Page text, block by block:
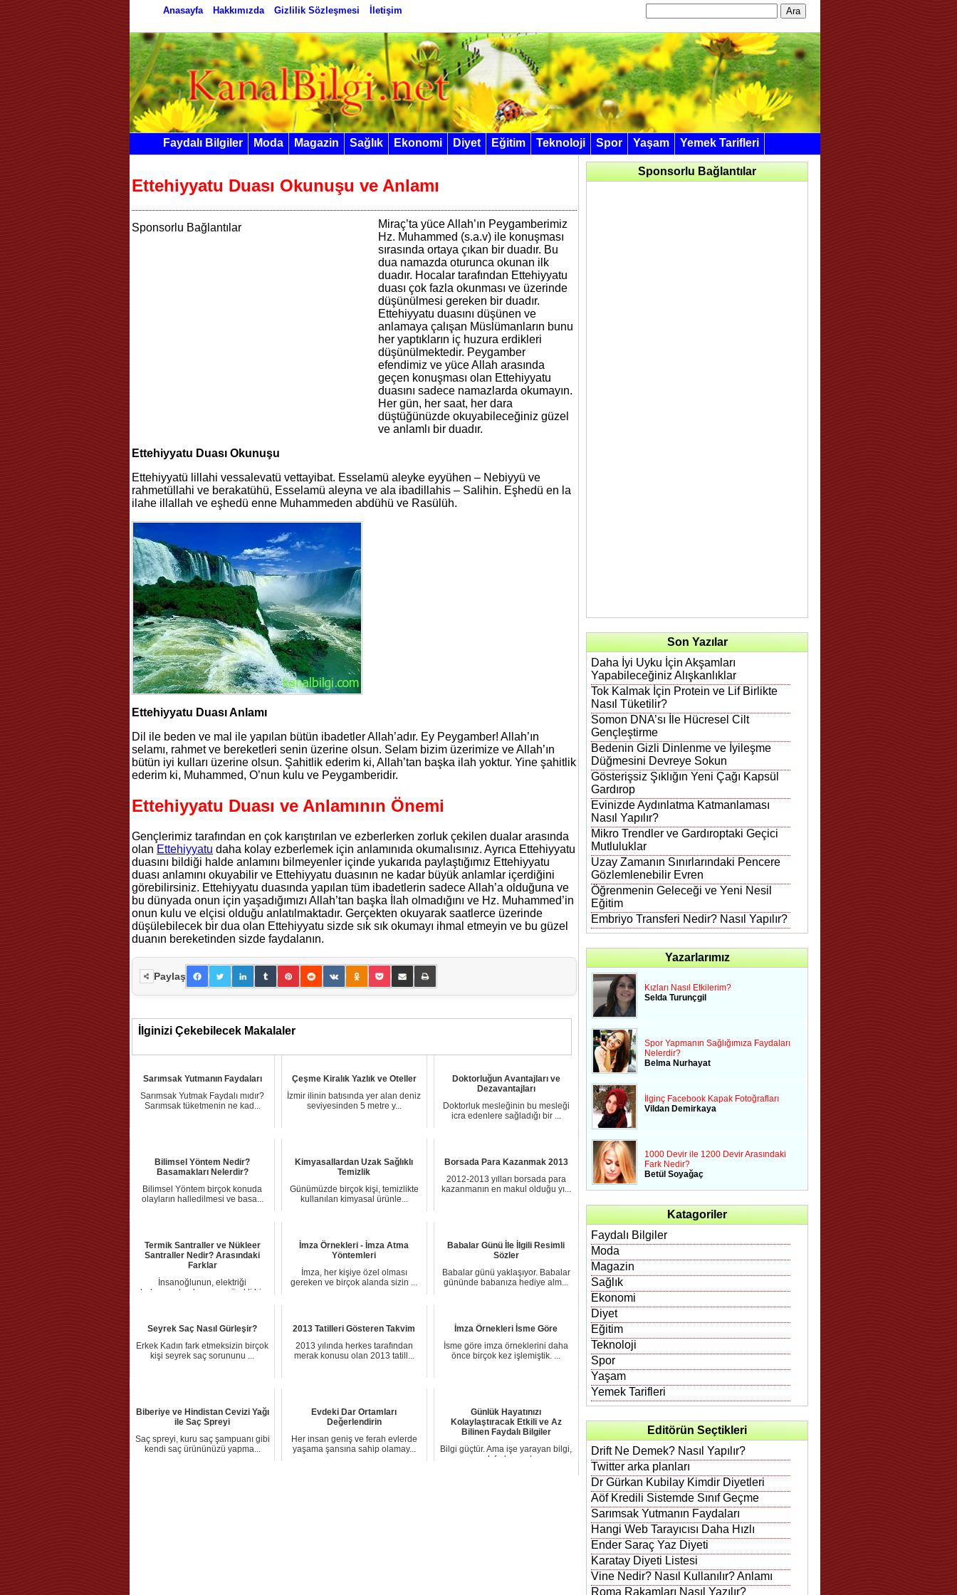
Anasayfa Hakkımızda Gizlilik Sözleşmesi İletişim
Faydalı Bilgiler Moda Magazin Sağlık Ekonomi Diyet Eğitim Teknoloji Spor Yaşam Yemek Tarifleri
Ettehiyyatu Duası Okunuşu ve Anlamı
Sponsorlu Bağlantılar
Miraç’ta yüce Allah’ın Peygamberimiz
Hz. Muhammed (s.a.v) ile konuşması
sırasında ortaya çıkan bir duadır. Bu
dua namazda oturunca okunan ilk
duadır. Hocalar tarafından Ettehiyyatu
duası çok fazla okunması ve üzerinde
düşünülmesi gereken bir duadır.
Ettehiyyatu duasını düşünen ve
anlamaya çalışan Müslümanların bunu
her yaptıkların iç huzura erdikleri
düşünülmektedir. Peygamber
efendimiz ve yüce Allah arasında
geçen konuşması olan Ettehiyyatu
duasını sadece namazlarda okumayın.
Her gün, her saat, her dara
düştüğünüzde okuyabileceğiniz güzel
ve anlamlı bir duadır.
Ettehiyyatu Duası Okunuşu
Ettehiyyatü lillahi vessalevatü vettayibat. Esselamü aleyke eyyühen – Nebiyyü ve
rahmetüllahi ve berakatühü, Esselamü aleyna ve ala ibadillahis – Salihin. Eşhedü en la
ilahe illallah ve eşhedü enne Muhammeden abdühü ve Rasülüh.
Ettehiyyatu Duası Anlamı
Dil ile beden ve mal ile yapılan bütün ibadetler Allah’adır. Ey Peygamber! Allah’ın
selamı, rahmet ve bereketleri senin üzerine olsun. Selam bizim üzerimize ve Allah’ın
bütün iyi kulları üzerine olsun. Şahitlik ederim ki, Allah’tan başka ilah yoktur. Yine şahitlik
ederim ki, Muhammed, O’nun kulu ve Peygamberidir.
Ettehiyyatu Duası ve Anlamının Önemi
Gençlerimiz tarafından en çok karıştırılan ve ezberlerken zorluk çekilen dualar arasında
olan Ettehiyyatu daha kolay ezberlemek için anlamınıda okumalısınız. Ayrıca Ettehiyyatu
duasını bildiği halde anlamını bilmeyenler içinde yukarıda paylaştığımız Ettehiyyatu
duası anlamını okuyabilir ve Ettehiyyatu duasının ne kadar büyük anlamlar içerdiğini
görebilirsiniz. Ettehiyyatu duasında yapılan tüm ibadetlerin sadece Allah’a olduğuna ve
bu dünyada onun için yaşadığımızı Allah’tan başka İlah olmadığını ve Hz. Muhammed’in
onun kulu ve elçisi olduğu anlatılmaktadır. Gerçekten okuyarak saatlerce üzerinde
düşülebilecek bir dua olan Ettehiyyatu sizde sık sık okumayı ihmal etmeyin ve bu güzel
duanın bereketinden sizde faydalanın.
Paylaş
İlginizi Çekebilecek Makalaler
Sarımsak Yutmanın Faydaları
Sarımsak Yutmak Faydalı mıdır?
Sarımsak tüketmenin ne kad...
Çeşme Kiralık Yazlık ve Oteller
İzmir ilinin batısında yer alan deniz
seviyesinden 5 metre y...
Doktorluğun Avantajları ve
Dezavantajları
Doktorluk mesleğinin bu mesleği
icra edenlere sağladığı bir ...
Bilimsel Yöntem Nedir?
Basamakları Nelerdir?
Bilimsel Yöntem birçok konuda
olayların halledilmesi ve basa...
Kimyasallardan Uzak Sağlıklı
Temizlik
Günümüzde birçok kişi, temizlikte
kullanılan kimyasal ürünle...
Borsada Para Kazanmak 2013
2012-2013 yılları borsada para
kazanmanın en makul olduğu yı...
Termik Santraller ve Nükleer
Santraller Nedir? Arasındaki
Farklar
İnsanoğlunun, elektriği
bulmasından bu yana sürekli bir
İmza Örnekleri - İmza Atma
Yöntemleri
İmza, her kişiye özel olması
gereken ve birçok alanda sizin ...
Babalar Günü İle İlgili Resimli
Sözler
Babalar günü yaklaşıyor. Babalar
gününde babanıza hediye alm...
Seyrek Saç Nasıl Gürleşir?
Erkek Kadın fark etmeksizin birçok
kişi seyrek saç sorununu ...
2013 Tatilleri Gösteren Takvim
2013 yılında herkes tarafından
merak konusu olan 2013 tatill...
İmza Örnekleri İsme Göre
İsme göre imza örneklerini daha
önce birçok kez işlemiştik. ...
Biberiye ve Hindistan Cevizi Yağı
ile Saç Spreyi
Saç spreyi, kuru saç şampuanı gibi
kendi saç ürününüzü yapma...
Evdeki Dar Ortamları
Değerlendirin
Her insan geniş ve ferah evlerde
yaşama şansına sahip olamay...
Günlük Hayatınızı
Kolaylaştıracak Etkili ve Az
Bilinen Faydalı Bilgiler
Bilgi güçtür. Ama işe yarayan bilgi,
gerçek farkı yaratır. ...
Sponsorlu Bağlantılar
Son Yazılar
Daha İyi Uyku İçin Akşamları
Yapabileceğiniz Alışkanlıklar
Tok Kalmak İçin Protein ve Lif Birlikte
Nasıl Tüketilir?
Somon DNA’sı İle Hücresel Cilt
Gençleştirme
Bedenin Gizli Dinlenme ve İyileşme
Düğmesini Devreye Sokun
Gösterişsiz Şıklığın Yeni Çağı Kapsül
Gardırop
Evinizde Aydınlatma Katmanlaması
Nasıl Yapılır?
Mikro Trendler ve Gardıroptaki Geçici
Mutluluklar
Uzay Zamanın Sınırlarındaki Pencere
Gözlemlenebilir Evren
Öğrenmenin Geleceği ve Yeni Nesil
Eğitim
Embriyo Transferi Nedir? Nasıl Yapılır?
Yazarlarımız
Kızları Nasıl Etkilerim?
Selda Turunçgil
Spor Yapmanın Sağlığımıza Faydaları
Nelerdir?
Belma Nurhayat
İlginç Facebook Kapak Fotoğrafları
Vildan Demirkaya
1000 Devir ile 1200 Devir Arasındaki
Fark Nedir?
Betül Soyağaç
Katagoriler
Faydalı Bilgiler
Moda
Magazin
Sağlık
Ekonomi
Diyet
Eğitim
Teknoloji
Spor
Yaşam
Yemek Tarifleri
Editörün Seçtikleri
Drift Ne Demek? Nasıl Yapılır?
Twitter arka planları
Dr Gürkan Kubilay Kimdir Diyetleri
Aöf Kredili Sistemde Sınıf Geçme
Sarımsak Yutmanın Faydaları
Hangi Web Tarayıcısı Daha Hızlı
Ender Saraç Yaz Diyeti
Karatay Diyeti Listesi
Vine Nedir? Nasıl Kullanılır? Anlamı
Roma Rakamları Nasıl Yazılır?